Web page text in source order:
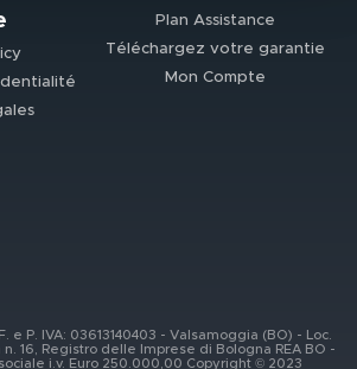
Plan Assistance
Téléchargez votre garantie
Mon Compte
e P. IVA: 03613140403 - Valsamoggia (BO) - Loc.
16, Registro delle Imprese di Bologna REA BO -
i.v. Euro 250.000,00 Copyright © 2023